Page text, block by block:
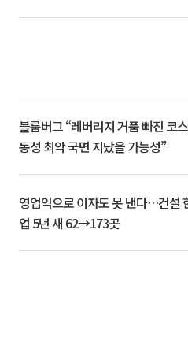
블룸버그 “레버리지 거품 빠진 코
동성 최악 국면 지났을 가능성”
영업익으로 이자도 못 낸다…건설
업 5년 새 62→173곳